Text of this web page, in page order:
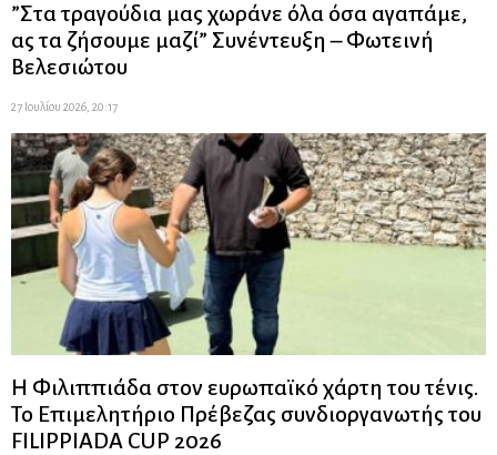
”Στα τραγούδια μας χωράνε όλα όσα αγαπάμε,
ας τα ζήσουμε μαζί” Συνέντευξη – Φωτεινή
Βελεσιώτου
27 Ιουλίου 2026, 20:17
Η Φιλιππιάδα στον ευρωπαϊκό χάρτη του τένις.
Το Επιμελητήριο Πρέβεζας συνδιοργανωτής του
FILIPPIADA CUP 2026